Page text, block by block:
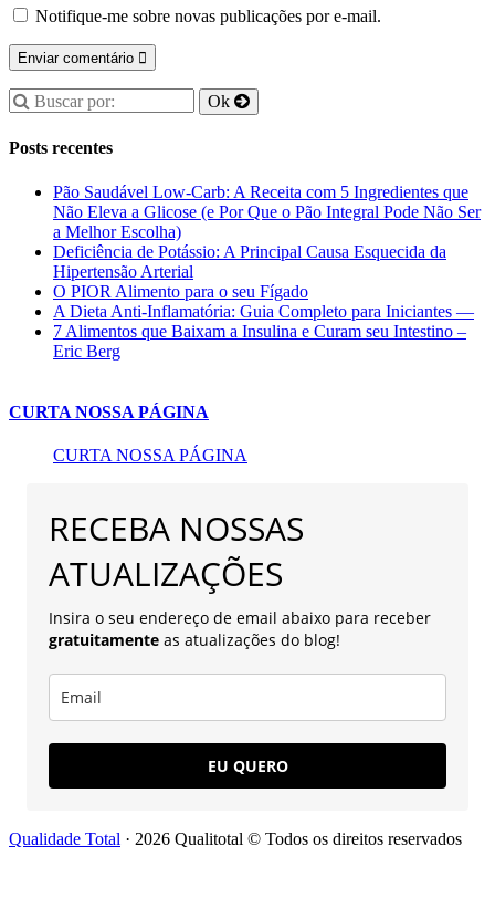
Notifique-me sobre novas publicações por e-mail.
Posts recentes
Pão Saudável Low-Carb: A Receita com 5 Ingredientes que
Não Eleva a Glicose (e Por Que o Pão Integral Pode Não Ser
a Melhor Escolha)
Deficiência de Potássio: A Principal Causa Esquecida da
Hipertensão Arterial
O PIOR Alimento para o seu Fígado
A Dieta Anti-Inflamatória: Guia Completo para Iniciantes —
7 Alimentos que Baixam a Insulina e Curam seu Intestino –
Eric Berg
CURTA NOSSA PÁGINA
CURTA NOSSA PÁGINA
RECEBA NOSSAS
ATUALIZAÇÕES
Insira o seu endereço de email abaixo para receber
gratuitamente as atualizações do blog!
EU QUERO
Qualidade Total · 2026 Qualitotal © Todos os direitos reservados